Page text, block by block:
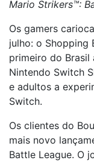
Mario Strikers™:
Os gamers
julho: o Shopping
primeiro do Brasil
Nintendo Switch
e adultos a
Switch.
Os clientes do
mais novo
Battle League. O